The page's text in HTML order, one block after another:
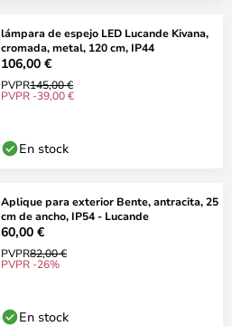
lámpara de espejo LED Lucande Kivana,
cromada, metal, 120 cm, IP44
106,00 €
PVPR145,00 €
PVPR -39,00 €
En stock
Aplique para exterior Bente, antracita, 25
cm de ancho, IP54 - Lucande
60,00 €
PVPR82,00 €
PVPR -26%
En stock